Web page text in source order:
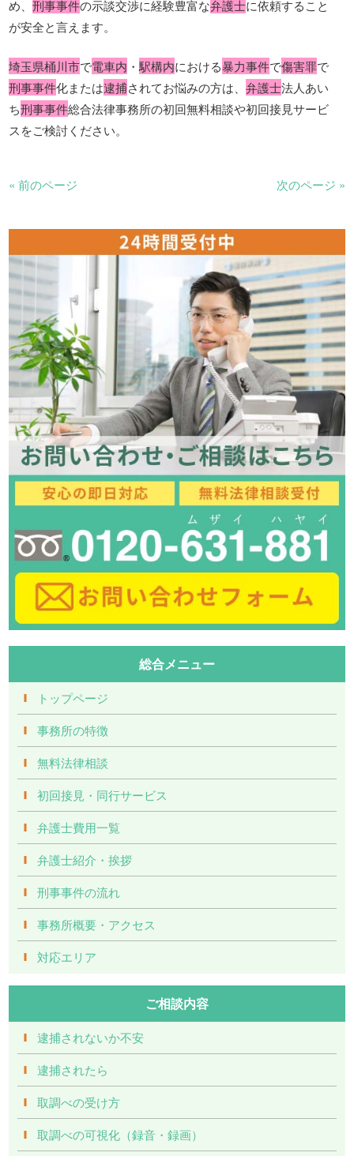
め、刑事事件の示談交渉に経験豊富な弁護士に依頼すること
が安全と言えます。
埼玉県桶川市で電車内 ・駅構内における暴力事件で傷害罪で
刑事事件化または逮捕されてお悩みの方は、弁護士法人あい
ち刑事事件総合法律事務所の初回無料相談や初回接見サービ
スをご検討ください。
« 前のページ 次のページ »
総合メニュー
トップページ
事務所の特徴
無料法律相談
初回接見・同行サービス
弁護士費用一覧
弁護士紹介・挨拶
刑事事件の流れ
事務所概要・アクセス
対応エリア
ご相談内容
逮捕されないか不安
逮捕されたら
取調べの受け方
取調べの可視化（録音・録画）